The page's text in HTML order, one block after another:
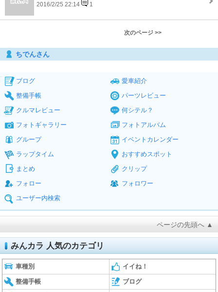
2016/2/25 22:14 1
次のページ >>
ちでんさん
ブログ
愛車紹介
整備手帳
パーツレビュー
クルマレビュー
何シテル？
フォトギャラリー
フォトアルバム
グループ
イベントカレンダー
ラップタイム
おすすめスポット
まとめ
クリップ
フォロー
フォロワー
ユーザー内検索
ページの先頭へ ▲
みんカラ 人気のカテゴリ
車種別 イイね！
整備手帳 ブログ